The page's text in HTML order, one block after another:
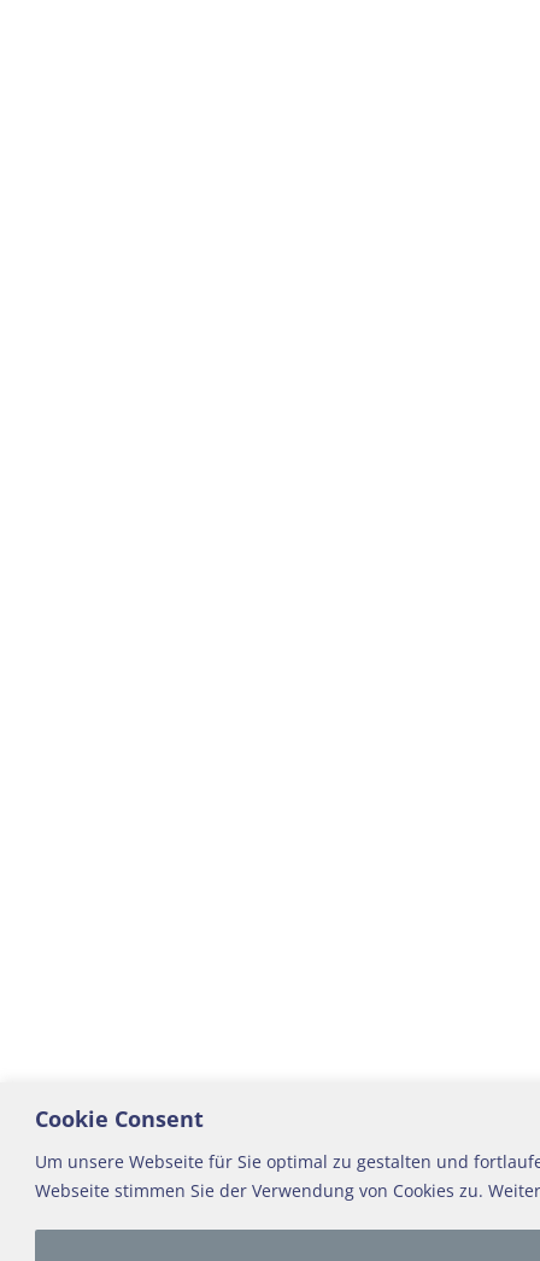
Cookie Consent
Um unsere Webseite für Sie optimal zu gestalten und
Webseite stimmen Sie der Verwendung von Cookies zu.